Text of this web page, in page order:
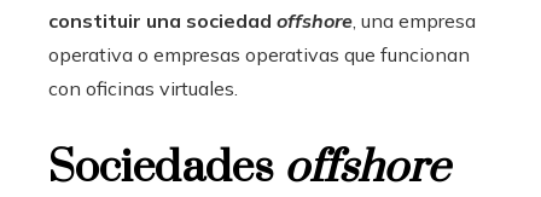
constituir una sociedad offshore , una empresa
operativa o empresas operativas que funcionan
con oficinas virtuales.
Sociedades offshore